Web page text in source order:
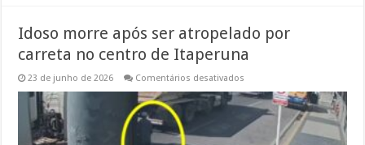
Idoso morre após ser atropelado por
carreta no centro de Itaperuna
23 de junho de 2026 Comentários desativados
morre
após
ser
atropelado